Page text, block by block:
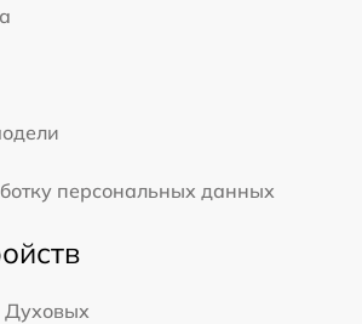
персональных данных
Духовых